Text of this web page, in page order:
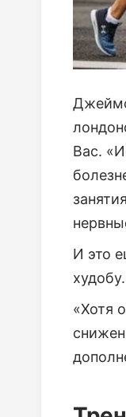
Вас.
И это
худобу.
«Хотя